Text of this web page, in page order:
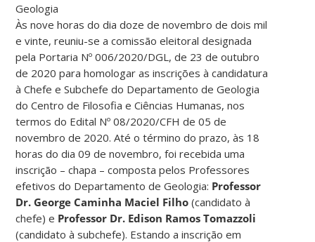
Geologia
Às nove horas do dia doze de novembro de dois mil
e vinte, reuniu-se a comissão eleitoral designada
pela Portaria Nº 006/2020/DGL, de 23 de outubro
de 2020 para homologar as inscrições à candidatura
à Chefe e Subchefe do Departamento de Geologia
do Centro de Filosofia e Ciências Humanas, nos
termos do Edital Nº 08/2020/CFH de 05 de
novembro de 2020. Até o término do prazo, às 18
horas do dia 09 de novembro, foi recebida uma
inscrição – chapa – composta pelos Professores
efetivos do Departamento de Geologia: Professor
Dr. George Caminha Maciel Filho (candidato à
chefe) e Professor Dr. Edison Ramos Tomazzoli
(candidato à subchefe). Estando a inscrição em